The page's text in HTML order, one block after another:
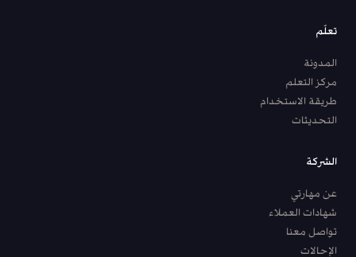
تعلّم
المدونة
مركز التعلم
طريقة الاستخدام
التحديثات
الشركة
عن مهارتي
شهادات العملاء
تواصل معنا
الإحالات